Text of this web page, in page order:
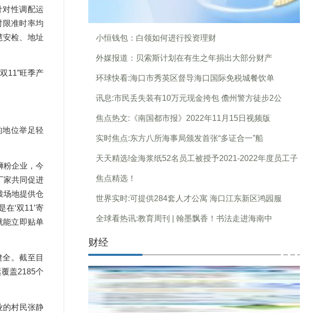
性调配运
限准时率均
安检、地址
11”旺季产
位举足轻
企业，今
家共同促进
场地提供仓
在‘双11’寄
能立即贴单
。截至目
盖2185个
村民张静
小恒钱包：白领如何进行投资理财
外媒报道：贝索斯计划在有生之年捐出大部分财产
环球快看:海口市秀英区督导海口国际免税城餐饮单
讯息:市民丢失装有10万元现金挎包 儋州警方徒步2公
焦点热文:《南国都市报》2022年11月15日视频版
实时焦点:东方八所海事局颁发首张“多证合一”船
天天精选!金海浆纸52名员工被授予2021-2022年度员工子
焦点精选！
世界实时:可提供284套人才公寓 海口江东新区鸿园服
全球看热讯:教育周刊 | 翰墨飘香！书法走进海南中
财经